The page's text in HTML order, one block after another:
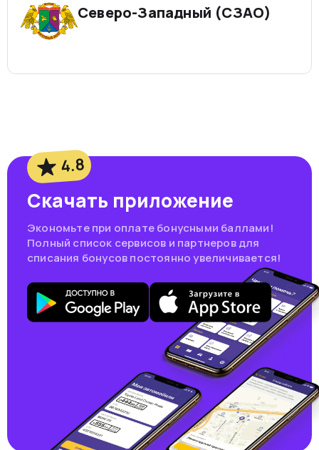
Северо-Западный (СЗАО)
4.8
Скачать приложение
Экономьте при оплате бонусными баллами!
Полный список сервисов и партнеров для
списания бонусов постоянно увеличивается!